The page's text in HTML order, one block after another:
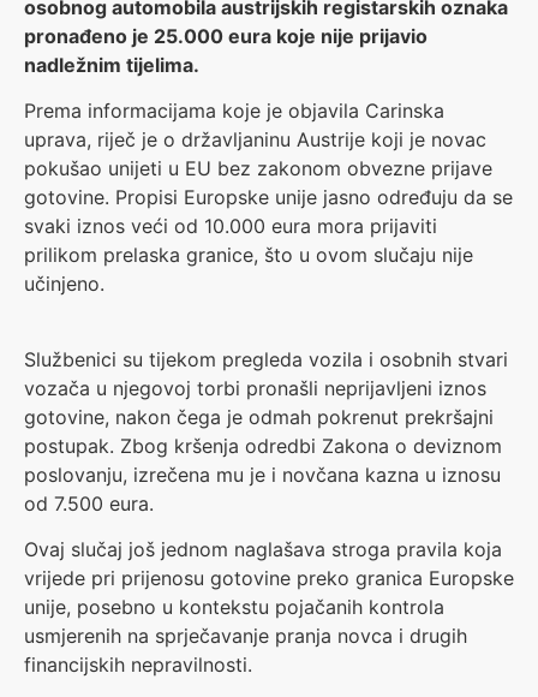
osobnog automobila austrijskih registarskih oznaka
pronađeno je 25.000 eura koje nije prijavio
nadležnim tijelima.
Prema informacijama koje je objavila Carinska
uprava, riječ je o državljaninu Austrije koji je novac
pokušao unijeti u EU bez zakonom obvezne prijave
gotovine. Propisi Europske unije jasno određuju da se
svaki iznos veći od 10.000 eura mora prijaviti
prilikom prelaska granice, što u ovom slučaju nije
učinjeno.
Službenici su tijekom pregleda vozila i osobnih stvari
vozača u njegovoj torbi pronašli neprijavljeni iznos
gotovine, nakon čega je odmah pokrenut prekršajni
postupak. Zbog kršenja odredbi Zakona o deviznom
poslovanju, izrečena mu je i novčana kazna u iznosu
od 7.500 eura.
Ovaj slučaj još jednom naglašava stroga pravila koja
vrijede pri prijenosu gotovine preko granica Europske
unije, posebno u kontekstu pojačanih kontrola
usmjerenih na sprječavanje pranja novca i drugih
financijskih nepravilnosti.